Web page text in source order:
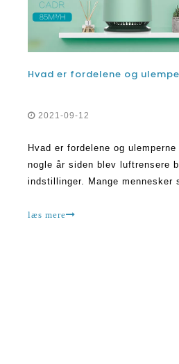
2021-09-12
Hvad er fordelene og
nogle år siden blev luftrensere
indstillinger. Mange mennesker
eksempel kan du finde en China
læs mere